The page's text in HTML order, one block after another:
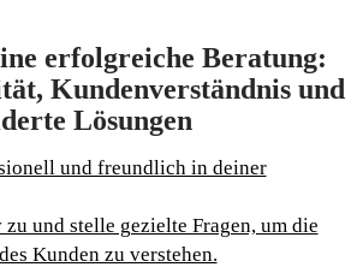
erfolgreiche Beratung:
Kundenverständnis und
Lösungen
und freundlich in deiner
und stelle gezielte Fragen, um die
Kunden zu verstehen.